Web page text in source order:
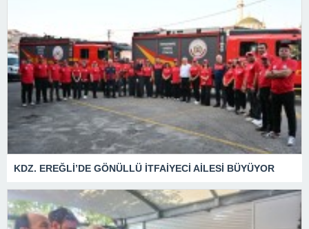
KDZ. EREĞLİ’DE GÖNÜLLÜ İTFAİYECİ AİLESİ BÜYÜYOR